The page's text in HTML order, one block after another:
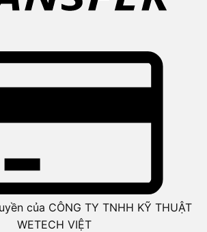
của CÔNG TY TNHH KỸ THUẬT
WETECH VIỆT